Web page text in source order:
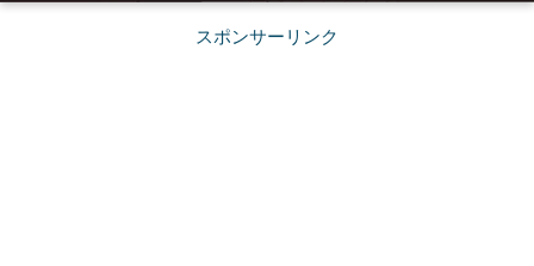
スポンサーリンク